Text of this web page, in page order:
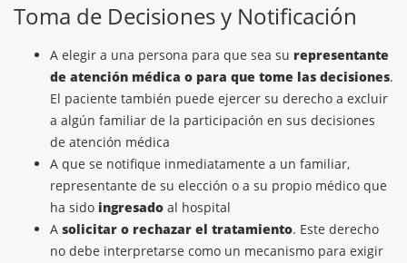
Toma de Decisiones y Notificación
A elegir a una persona para que sea su representante
de atención médica o para que tome las decisiones.
El paciente también puede ejercer su derecho a excluir
a algún familiar de la participación en sus decisiones
de atención médica
A que se notifique inmediatamente a un familiar,
representante de su elección o a su propio médico que
ha sido ingresado al hospital
A solicitar o rechazar el tratamiento. Este derecho
no debe interpretarse como un mecanismo para exigir